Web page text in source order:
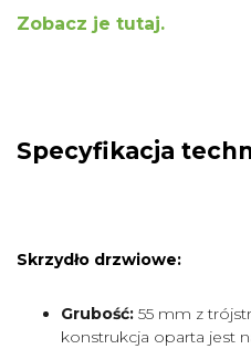
Zobacz je tutaj.
Specyfikacja
Skrzydło drzwiowe:
Grubość: 55 mm z
konstrukcja oparta jest